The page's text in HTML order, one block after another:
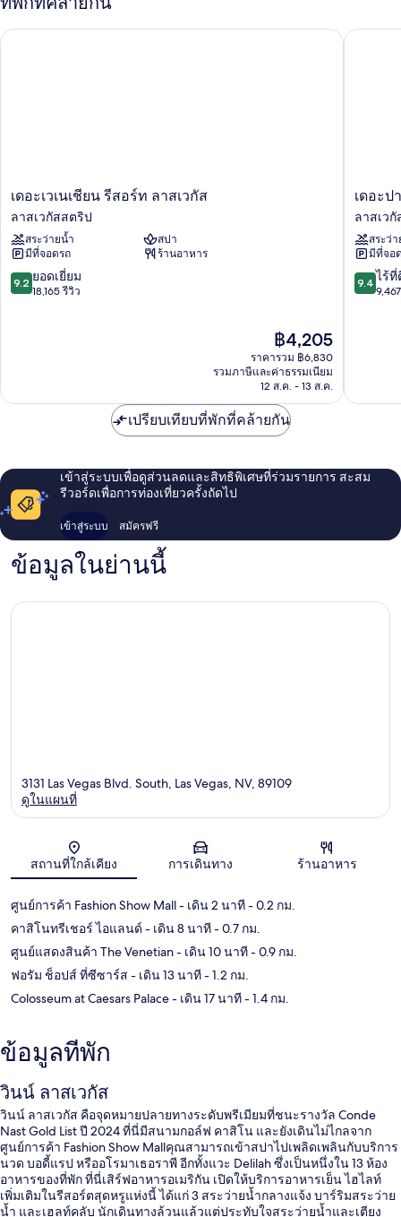
ห้อง
เดอะ
เวเน
เชีย
น
รีสอร์ท
ลา
ส
ตริป
เดอะเวเนเชียน รีสอร์ท ลาสเวกัส
ลาสเวกัสสตริป
สระว่ายน้ำ
สปา
มีที่จอดรถ
ร้านอาหาร
9.2
จาก
9.2 ยอดเยี่ยม
18,165 รีวิว
ราคา
ปัจจุบัน
คือ
฿4,205
฿4,205
ราคารวม ฿6,830
รวมภาษีและค่าธรรมเนียม
12 ส.ค. - 13 ส.ค.
เดอะเวเนเชียน รีสอร์ท ลาสเวกัส
เดอะ
ลาซ
โซ
ลา
ส
เวกั
เดอะป
ลาสเว
สระว่
มีที่จอ
9.4
จาก
9.4 ไร้ที่
เดอะปา
เปรียบเทียบที่พักที่คล้ายกัน
เข้าสู่ระบบเพื่อดูส่วนลดและสิทธิพิเศษที่ร่วมรายการ สะสม
รีวอร์ดเพื่อการท่องเที่ยวครั้งถัดไป
เข้าสู่ระบบ สมัครฟรี
ข้อมูลในย่านนี้
แผนที่
3131 Las Vegas Blvd. South, Las Vegas, NV, 89109
ดูในแผนที่
สถานที่ใกล้เคียง การเดินทาง ร้านอาหาร
ศูนย์การค้า Fashion Show Mall- เดิน 2 นาที- 0.2 กม.
คาสิโนทรีเชอร์ ไอแลนด์ - เดิน 8 นาที- 0.7 กม.
ศูนย์แสดงสินค้า The Venetian- เดิน 10 นาที- 0.9 กม.
ฟอรัม ช็อปส์ ที่ซีซาร์ส - เดิน 13 นาที- 1.2 กม.
Colosseum at Caesars Palace- เดิน 17 นาที- 1.4 กม.
ข้อมูลที่พัก
วินน์ ลาสเวกัส
วินน์ ลาสเวกัส คือจุดหมายปลายทางระดับพรีเมียมที่ชนะรางวัล Conde
Nast Gold List ปี 2024 ที่นี่มีสนามกอล์ฟ คาสิโน และยังเดินไม่ไกลจาก
ศูนย์การค้า Fashion Show Mallคุณสามารถเข้าสปาไปเพลิดเพลินกับบริการ
นวด บอดี้แรป หรืออโรมาเธอราพี อีกทั้งแวะ Delilah ซึ่งเป็นหนึ่งใน 13 ห้อง
อาหารของที่พัก ที่นี่เสิร์ฟอาหารอเมริกัน เปิดให้บริการอาหารเย็น ไฮไลท์
เพิ่มเติมในรีสอร์ตสุดหรูแห่งนี้ ได้แก่ 3 สระว่ายน้ำกลางแจ้ง บาร์ริมสระว่าย
น้ำ และเฮลท์คลับ นักเดินทางล้วนแล้วแต่ประทับใจสระว่ายน้ำและเตียง